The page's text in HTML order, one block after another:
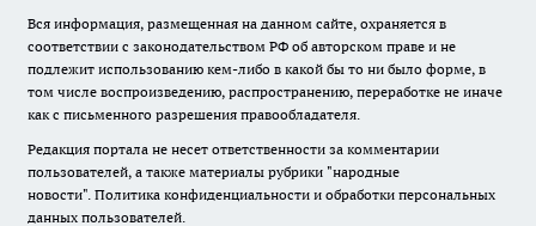
Вся информация, размещенная на данном сайте, охраняется в
соответствии с законодательством РФ об авторском праве и не
подлежит использованию кем-либо в какой бы то ни было форме, в
том числе воспроизведению, распространению, переработке не иначе
как с письменного разрешения правообладателя.
Редакция портала не несет ответственности за комментарии
пользователей, а также материалы рубрики "народные
новости". Политика конфиденциальности и обработки персональных
данных пользователей.